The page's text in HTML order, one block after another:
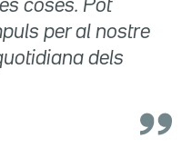
coses. Pot
per al nostre
dels